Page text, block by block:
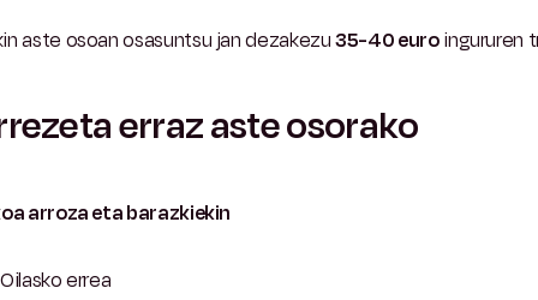
aste osoan osasuntsu jan dezakezu35-40 euroingururen
erraz aste osorako
arroza eta barazkiekin
Oilasko errea